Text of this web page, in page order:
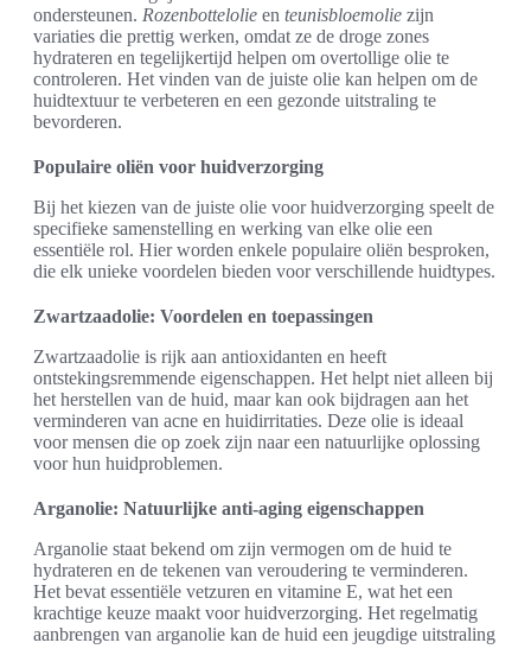
ondersteunen. Rozenbottelolie en teunisbloemolie zijn
variaties die prettig werken, omdat ze de droge zones
hydrateren en tegelijkertijd helpen om overtollige olie te
controleren. Het vinden van de juiste olie kan helpen om de
huidtextuur te verbeteren en een gezonde uitstraling te
bevorderen.
Populaire oliën voor huidverzorging
Bij het kiezen van de juiste olie voor huidverzorging speelt de
specifieke samenstelling en werking van elke olie een
essentiële rol. Hier worden enkele populaire oliën besproken,
die elk unieke voordelen bieden voor verschillende huidtypes.
Zwartzaadolie: Voordelen en toepassingen
Zwartzaadolie is rijk aan antioxidanten en heeft
ontstekingsremmende eigenschappen. Het helpt niet alleen bij
het herstellen van de huid, maar kan ook bijdragen aan het
verminderen van acne en huidirritaties. Deze olie is ideaal
voor mensen die op zoek zijn naar een natuurlijke oplossing
voor hun huidproblemen.
Arganolie: Natuurlijke anti-aging eigenschappen
Arganolie staat bekend om zijn vermogen om de huid te
hydrateren en de tekenen van veroudering te verminderen.
Het bevat essentiële vetzuren en vitamine E, wat het een
krachtige keuze maakt voor huidverzorging. Het regelmatig
aanbrengen van arganolie kan de huid een jeugdige uitstraling